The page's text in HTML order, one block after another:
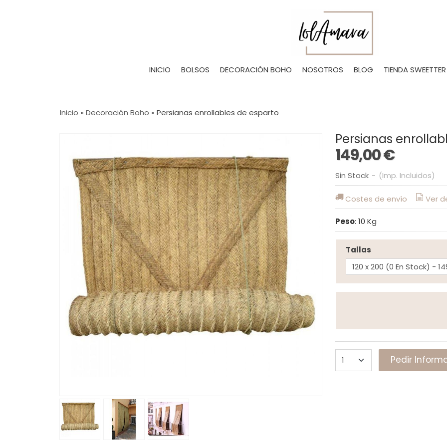
INICIO BOLSOS DECORACIÓN BOHO NOSOTROS BLOG TIENDA SWEETTER
Inicio » Decoración Boho » Persianas enrollables de esparto
Persianas
149,00 €
Sin Stock - (Imp. Incluidos)
Costes de envío Ver
Peso: 10 Kg
Tallas
Pedir